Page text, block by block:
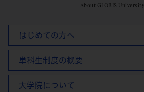
About GLOBIS University
はじめての方へ
単科生制度の概要
大学院について